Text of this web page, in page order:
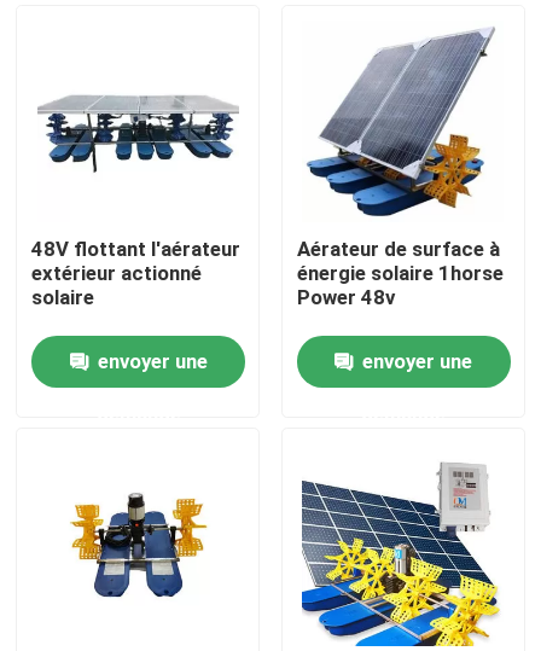
Maison
Vidéos
Visite d'usine
48V flottant l'aérateur
extérieur actionné
solaire
envoyer une
Aérateur de surface à
énergie solaire 1horse
Power 48v
envoyer une